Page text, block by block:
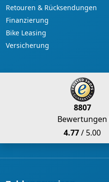
Retouren & Rücksendungen
Finanzierung
Bike Leasing
Versicherung
8807
Bewertungen
4.77/ 5.00